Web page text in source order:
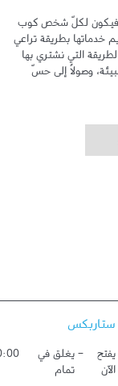
ستاربكس
يفتح
الآن
- يغلق في
تمام